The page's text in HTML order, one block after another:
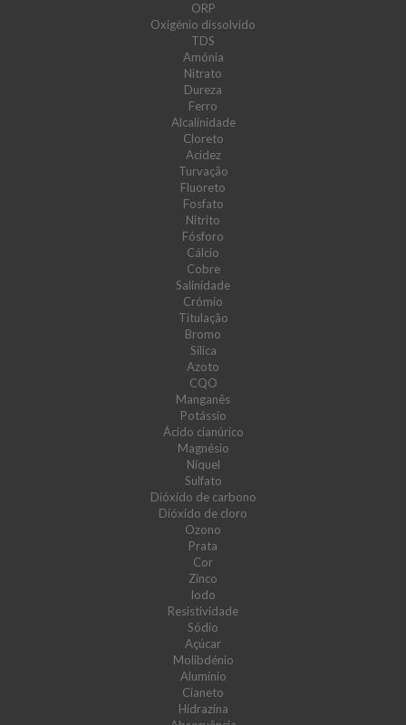
ORP
Oxigénio dissolvido
TDS
Amónia
Nitrato
Dureza
Ferro
Alcalinidade
Cloreto
Acidez
Turvação
Fluoreto
Fosfato
Nitrito
Fósforo
Cálcio
Cobre
Salinidade
Crómio
Titulação
Bromo
Sílica
Azoto
CQO
Manganês
Potássio
Ácido cianúrico
Magnésio
Níquel
Sulfato
Dióxido de carbono
Dióxido de cloro
Ozono
Prata
Cor
Zinco
Iodo
Resistividade
Sódio
Açúcar
Molibdénio
Alumínio
Cianeto
Hidrazina